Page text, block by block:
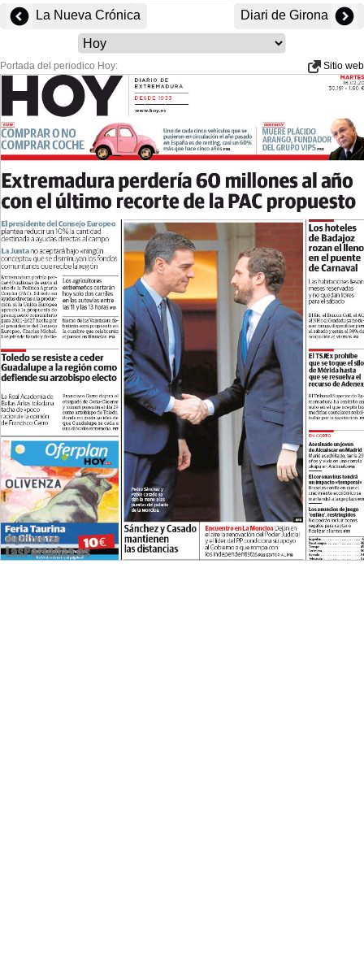
La Nueva Crónica Diari de Girona
Portada del periodico Hoy: Sitio web